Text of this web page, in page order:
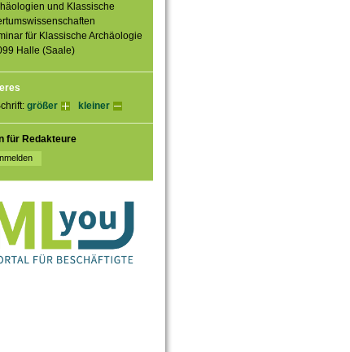
und Klassische
für Klassische Archäologie
Halle (Saale)
größer kleiner
für Redakteure